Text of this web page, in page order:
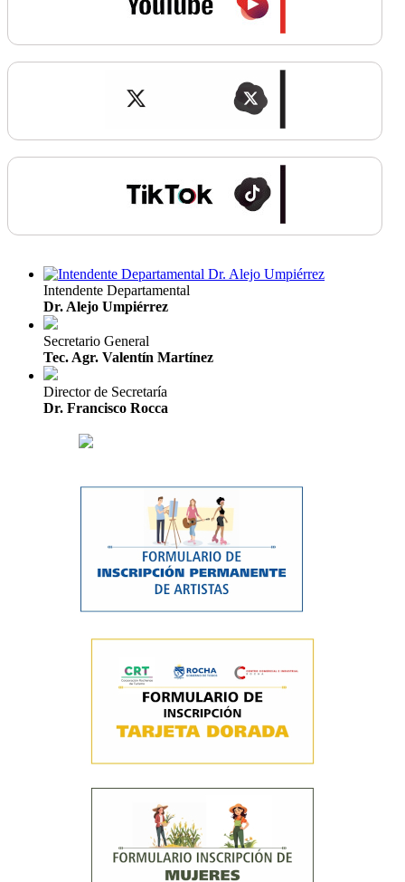
Intendente Departamental
Dr. Alejo Umpiérrez
Secretario General
Tec. Agr. Valentín Martínez
Director de Secretaría
Dr. Francisco Rocca